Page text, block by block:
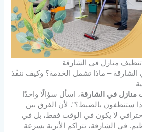
منازل في الشارقة
– ماذا تشمل الخدمة؟ وكيف ننفّذ
منازل في الشارقة، اسأل سؤالًا واحدًا
ستنظفون بالضبط؟”. لأن الفرق بين
لا يكون في الوقت فقط، بل في
في الشارقة، تتراكم الأتربة بسرعة